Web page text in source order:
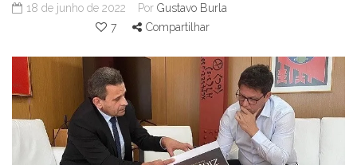
18 de junho de 2022 Por Gustavo Burla
7
Compartilhar